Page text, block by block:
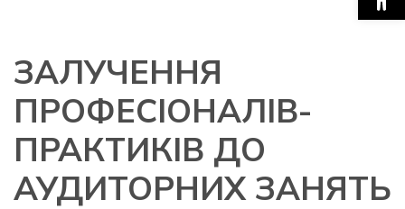
ЗАЛУЧЕННЯ
ПРОФЕСІОНАЛІВ-
ПРАКТИКІВ ДО
АУДИТОРНИХ ЗАНЯТЬ